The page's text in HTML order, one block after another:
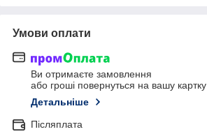
Умови оплати
Ви отримаєте замовлення
або гроші повернуться на вашу картку
Детальніше
Післяплата